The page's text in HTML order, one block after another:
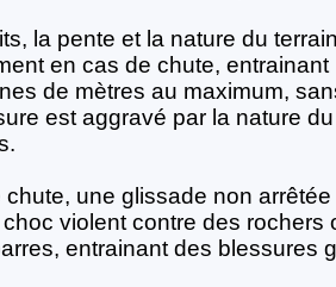
la pente et la nature du
en cas de chute,
de mètres au maximum,
est aggravé par la nature
chute, une glissade non
violent contre des rochers
entrainant des blessures